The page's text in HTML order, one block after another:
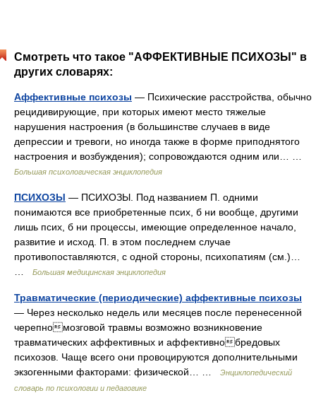
Смотреть что такое "АФФЕКТИВНЫЕ ПСИХОЗЫ" в
других словарях:
Аффективные психозы — Психические расстройства, обычно
рецидивирующие, при которых имеют место тяжелые
нарушения настроения (в большинстве случаев в виде
депрессии и тревоги, но иногда также в форме приподнятого
настроения и возбуждения); сопровождаются одним или… …
Большая психологическая энциклопедия
ПСИХОЗЫ — ПСИХОЗЫ. Под названием П. одними
понимаются все приобретенные псих, б ни вообще, другими
лишь псих, б ни процессы, имеющие определенное начало,
развитие и исход. П. в этом последнем случае
противопоставляются, с одной стороны, психопатиям (см.)…
Большая медицинская энциклопедия
Травматические (периодические) аффективные психозы
— Через несколько недель или месяцев после перенесенной
черепномозговой травмы возможно возникновение
травматических аффективных и аффективнобредовых
психозов. Чаще всего они провоцируются дополнительными
экзогенными факторами: физической… …
Энциклопедический
словарь по психологии и педагогике